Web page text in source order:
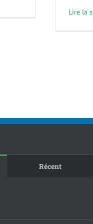
Lire la
Récent